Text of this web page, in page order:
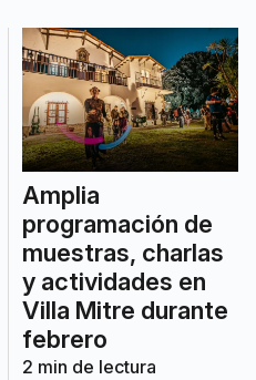
Amplia
programación de
muestras, charlas
y actividades en
Villa Mitre durante
febrero
2 min de lectura